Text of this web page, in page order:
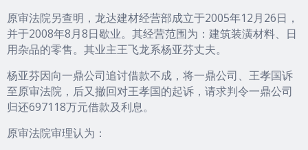
原审法院另查明，龙达建材经营部成立于2005年12月26日，
并于2008年8月8日歇业。其经营范围为：建筑装潢材料、日
用杂品的零售。其业主王飞龙系杨亚芬丈夫。
杨亚芬因向一鼎公司追讨借款不成，将一鼎公司、王孝国诉
至原审法院，后又撤回对王孝国的起诉，请求判令一鼎公司
归还697118万元借款及利息。
原审法院审理认为：